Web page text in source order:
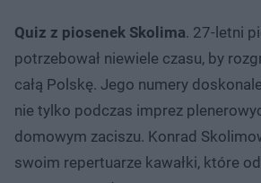
Quiz z piosenek Skolima. 27-letni
potrzebował niewiele czasu, by
całą Polskę. Jego numery
nie tylko podczas imprez
domowym zaciszu. Konrad
swoim repertuarze kawałki, które